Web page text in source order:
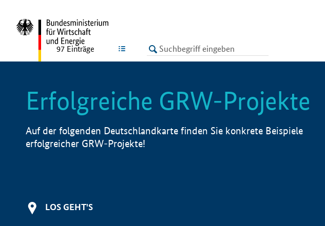
LISTE
97 Einträge
Erfolgreiche GRW-Projekte
Auf der folgenden Deutschlandkarte finden Sie konkrete Beispiele
erfolgreicher GRW-Projekte!
LOS GEHT'S